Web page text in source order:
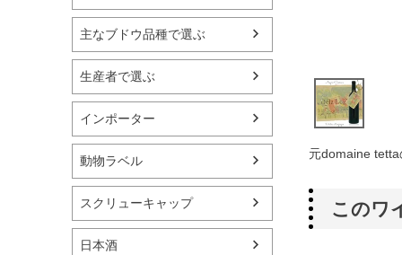
主なブドウ品種で選ぶ
生産者で選ぶ
インポーター
動物ラベル
スクリューキャップ
日本酒
元domaine tetta
このワ